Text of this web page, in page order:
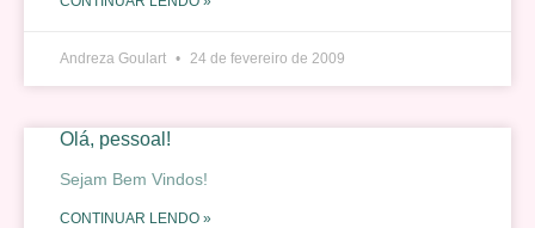
Andreza Goulart 24 de fevereiro de 2009
Olá, pessoal!
Sejam Bem Vindos!
CONTINUAR LENDO »